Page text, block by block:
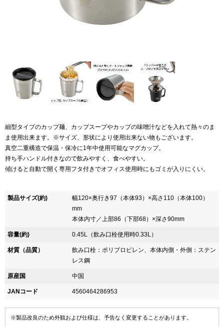
細型タイプのカップ麺、カップスープやカップの味噌汁などを入れて熱々のま
ま使用出来ます。※サイズ、形状により使用出来ない物もございます。
真空二重構造で保温・保冷に1年中使用可能なマグカップ。
持ち手ハンドル付きなので飲みやすく、食べやすい。
傾けると自動で開く専用フタ付きでオフィス使用時にもゴミが入りにくい。
製品サイズ(約)
幅120×奥行き97（本体93）×高さ110（本体100）
mm
本体内寸／上部86（下部68）×深さ90mm
容量(約) 0.45L（飲み口栓使用時0.33L）
材質（品質）
飲み口栓：ポリプロピレン、本体内側・外側：ステン
レス鋼
原産国 中国
JANコード 4560464286953
※製品改良のため外観および仕様は、予告なく変更することがあります。